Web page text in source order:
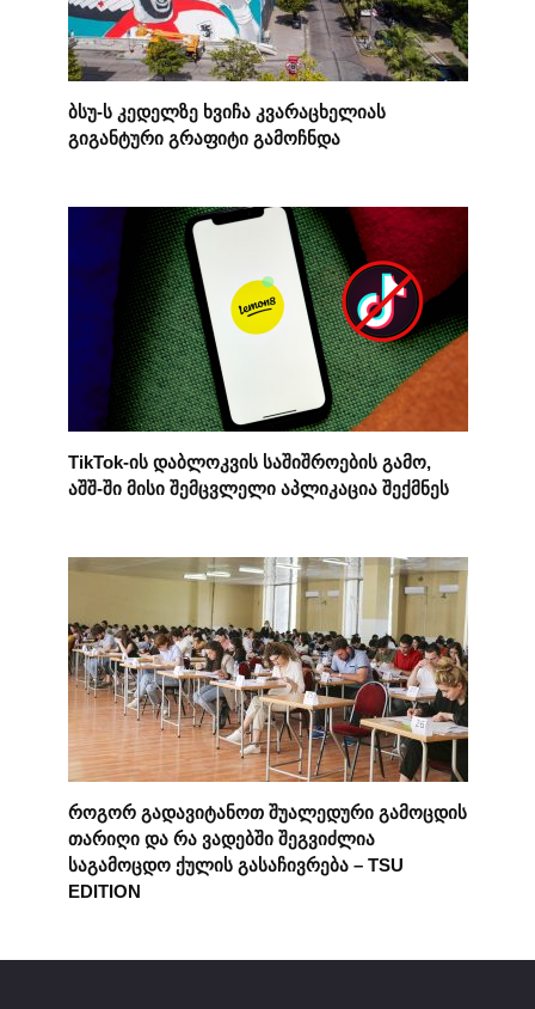
ბსუ-ს კედელზე ხვიჩა კვარაცხელიას
გიგანტური გრაფიტი გამოჩნდა
TikTok-ის დაბლოკვის საშიშროების გამო,
აშშ-ში მისი შემცვლელი აპლიკაცია შექმნეს
როგორ გადავიტანოთ შუალედური გამოცდის
თარიღი და რა ვადებში შეგვიძლია
საგამოცდო ქულის გასაჩივრება – TSU
EDITION